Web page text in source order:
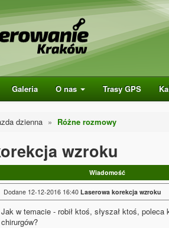
Galeria O nas Trasy GPS
dzienna Różne rozmowy
wzroku
Wiadomość
Dodane 12-12-2016 16:40 Laserowa korekcja wzroku
Jak w temacie - robił ktoś, słyszał ktoś, poleca
chirurgów?